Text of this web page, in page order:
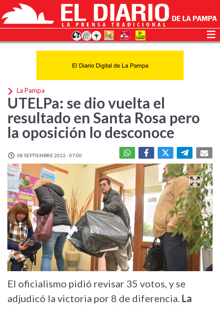
La Pampa
UTELPa: se dio vuelta el
resultado en Santa Rosa pero
la oposición lo desconoce
08 SEPTIEMBRE 2022 - 07:00
El oficialismo pidió revisar 35 votos, y se
adjudicó la victoria por 8 de diferencia. La